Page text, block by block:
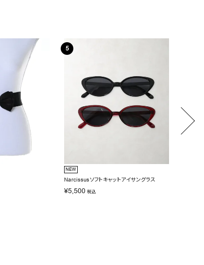
NEW
Narcissusソフトキャットアイサングラス
¥5,500 税込